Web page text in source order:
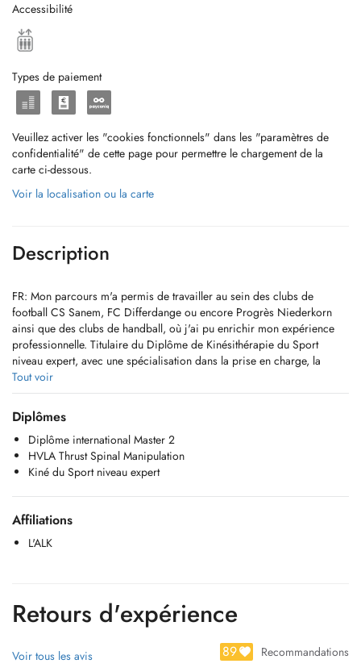
Accessibilité
Types de paiement
Veuillez activer les "cookies fonctionnels" dans les "paramètres de
confidentialité" de cette page pour permettre le chargement de la
carte ci-dessous.
Voir la localisation ou la carte
Description
FR: Mon parcours m'a permis de travailler au sein des clubs de
football CS Sanem, FC Differdange ou encore Progrès Niederkorn
ainsi que des clubs de handball, où j'ai pu enrichir mon expérience
professionnelle. Titulaire du Diplôme de Kinésithérapie du Sport
niveau expert, avec une spécialisation dans la prise en charge, la
rééducation et la prévention des blessures sportives.
Je propose la prise en charge suivante :
- Rééducation post-chirurgicale
- Prise en charge en gériatrie
- Prévention et traitement des blessures sportives
- Rééducation de l'épaule
- Traitement des pathologies chroniques
- Je propose également des séances à domicile, selon vos besoins.
collègue au +352 661 608 428 ou sur Doctena directement. Toute
Tout voir
Diplômes
Diplôme international Master 2
HVLA Thrust Spinal Manipulation
Kiné du Sport niveau expert
Affiliations
L'ALK
Retours d'expérience
Voir tous les avis 89 Recommandations